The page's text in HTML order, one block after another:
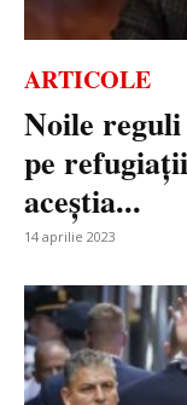
ARTICOLE
Noile
pe
aceștia...
14 aprilie 2023